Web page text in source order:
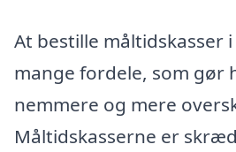
At bestille måltidskasser
mange fordele, som gør
nemmere og mere
Måltidskasserne er